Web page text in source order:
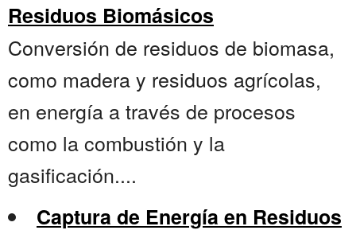
Residuos Biomásicos
Conversión de residuos de biomasa,
como madera y residuos agrícolas,
en energía a través de procesos
como la combustión y la
gasificación....
Captura de Energía en Residuos